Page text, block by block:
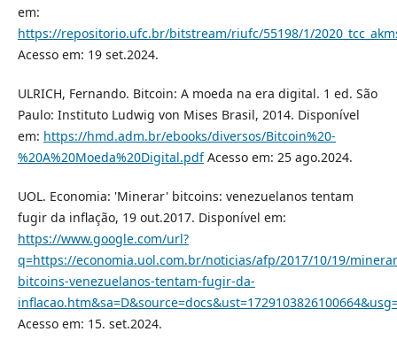
em:
https://repositorio.ufc.br/bitstream/riufc/55198/1/
Acesso em: 19 set.2024.
ULRICH, Fernando. Bitcoin: A moeda na era digital. 1 ed. São
Paulo: Instituto Ludwig von Mises Brasil, 2014. Disponível
em: https://hmd.adm.br/ebooks/diversos/Bitcoin%20-
%20A%20Moeda%20Digital.pdfAcesso em: 25 ago.2024.
UOL. Economia: 'Minerar' bitcoins: venezuelanos tentam
fugir da inflação, 19 out.2017. Disponível em:
https://www.google.com/url?
q=https://economia.uol.com.br/noticias/afp/2017/10/19/
bitcoins-venezuelanos-tentam-fugir-da-
Acesso em: 15. set.2024.